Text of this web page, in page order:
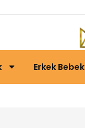
Erkek Bebek